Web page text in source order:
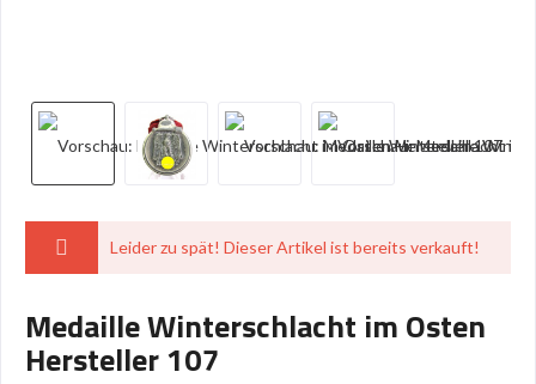
Leider zu spät! Dieser Artikel ist bereits verkauft!
Medaille Winterschlacht im Osten
Hersteller 107